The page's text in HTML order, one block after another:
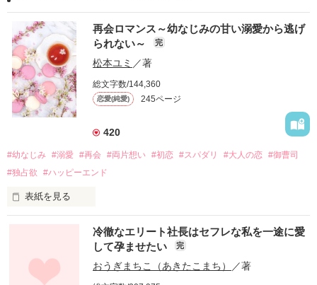
再会ロマンス～幼なじみの甘い溺愛から逃げ
られない～
完
松本ユミ ／著
総文字数/144,360
恋愛(純愛) 245ページ
420
#幼なじみ #溺愛 #再会 #両片想い #初恋 #スパダリ #大人の恋 #御曹司
#独占欲
#ハッピーエンド
表紙を見る
幼なじみの哲平に淡い恋心を抱いていた美桜。
しかし、ある出来事をきっかけに二人の関係は壊れてしまう。
冷徹なエリート社長はセフレな私を一途に愛
して孕ませたい
完
おうぎまちこ（あきたこまち） ／著